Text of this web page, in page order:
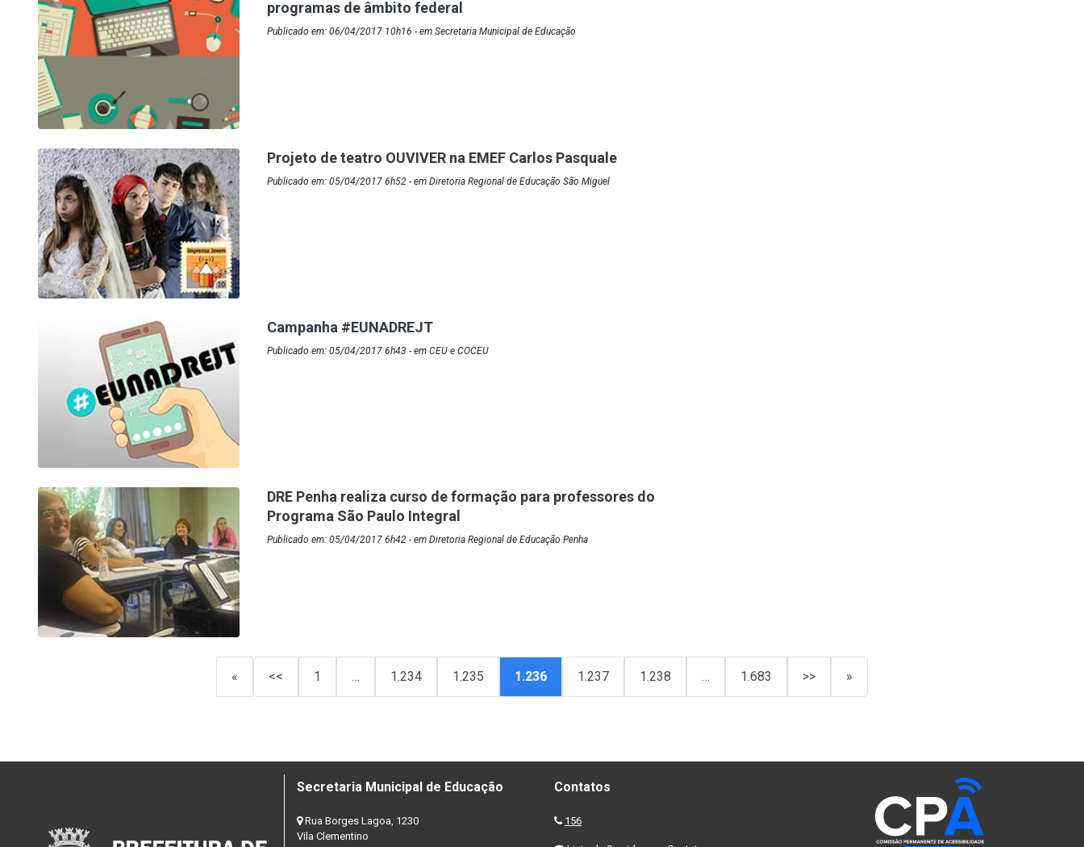
programas de âmbito federal
Publicado em: 06/04/2017 10h16 - em Secretaria Municipal de Educação
Projeto de teatro OUVIVER na EMEF Carlos Pasquale
Publicado em: 05/04/2017 6h52 - em Diretoria Regional de Educação São Miguel
Campanha #EUNADREJT
Publicado em: 05/04/2017 6h43 - em CEU e COCEU
DRE Penha realiza curso de formação para professores do
Programa São Paulo Integral
Publicado em: 05/04/2017 6h42 - em Diretoria Regional de Educação Penha
« << 1 … 1.234 1.235 1.236 1.237 1.238 … 1.683 >> »
Secretaria Municipal de Educação
Rua Borges Lagoa, 1230
Vila Clementino
Contatos
156